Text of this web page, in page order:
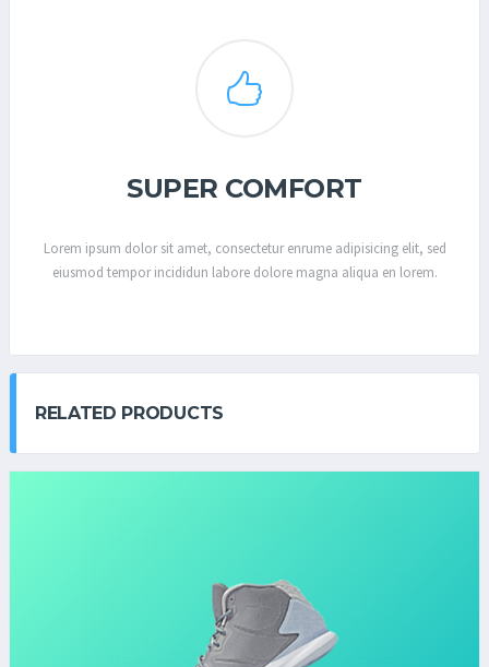
SUPER COMFORT
Lorem ipsum dolor sit amet, consectetur enrume adipisicing elit, sed
eiusmod tempor incididun labore dolore magna aliqua en lorem.
RELATED PRODUCTS